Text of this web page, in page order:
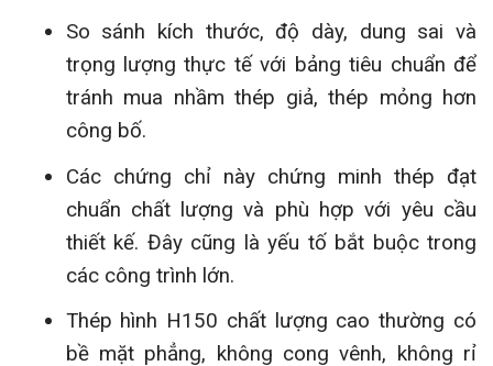
So sánh kích thước, độ dày, dung sai và
trọng lượng thực tế với bảng tiêu chuẩn để
tránh mua nhầm thép giả, thép mỏng hơn
công bố.
Các chứng chỉ này chứng minh thép đạt
chuẩn chất lượng và phù hợp với yêu cầu
thiết kế. Đây cũng là yếu tố bắt buộc trong
các công trình lớn.
Thép hình H150 chất lượng cao thường có
bề mặt phẳng, không cong vênh, không rỉ